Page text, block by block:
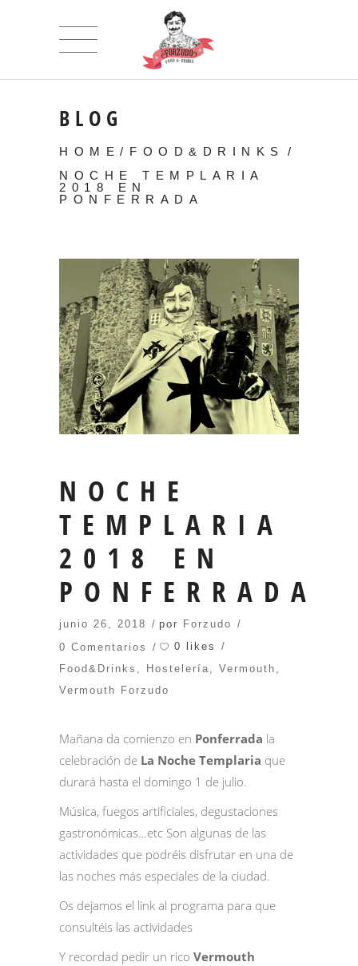
BLOG
HOME / FOOD&DRINKS
/
NOCHE TEMPLARIA
2018 EN
PONFERRADA
NOCHE
TEMPLARIA
2018 EN
PONFERRADA
junio 26, 2018 por
Forzudo
0 Comentarios
0 likes
Food&Drinks , Hostelería, Vermouth ,
Vermouth Forzudo
Mañana da comienzo en Ponferrada la
celebración de La Noche Templaria que
durará hasta el domingo 1 de julio.
Música, fuegos artificiales, degustaciones
gastronómicas…etc Son algunas de las
actividades que podréis disfrutar en una de
las noches más especiales de la ciudad.
Os dejamos el link al programa para que
consultéis las actividades
Y recordad pedir un rico Vermouth